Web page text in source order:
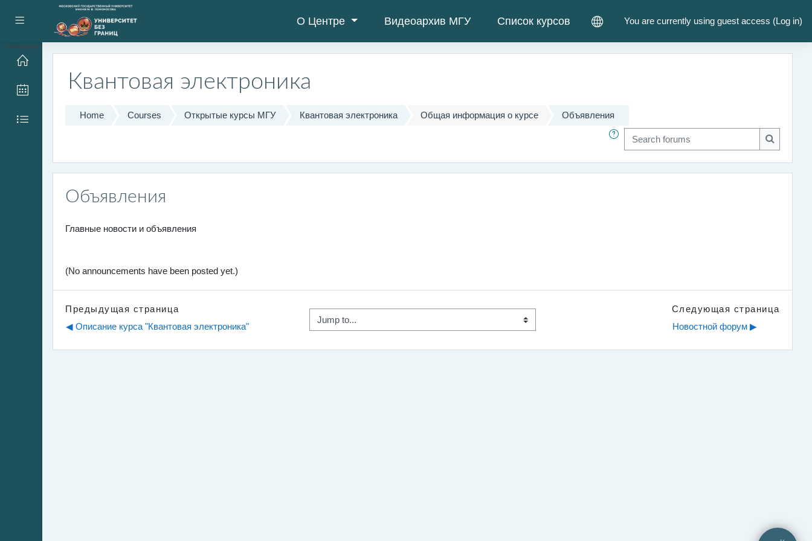
Side panel О Центре Видеоархив МГУ Список курсов You are currently using guest access (Log in)
Skip to main content
Квантовая электроника
Home Courses Открытые курсы МГУ Квантовая электроника Общая информация о курсе Объявления
Search forums
Search
Объявления
Главные новости и объявления
(No announcements have been posted yet.)
Предыдущая страница
◀︎ Описание курса "Квантовая электроника"
Jump to...
Следующая страница
Новостной форум ▶︎